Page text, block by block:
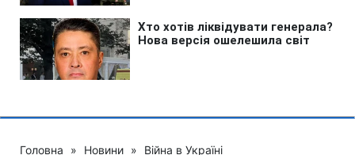
Головна » Новини » Війна в Україні